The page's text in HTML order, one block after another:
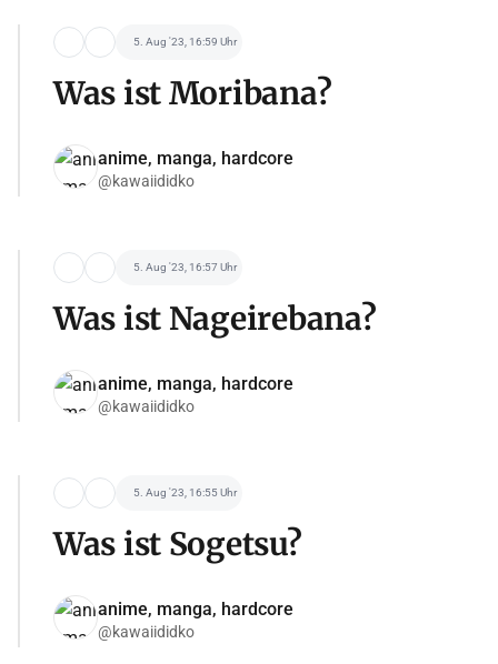
5. Aug '23, 16:59 Uhr
Was ist Moribana?
anime, manga, hardcore
@kawaiididko
5. Aug '23, 16:57 Uhr
Was ist Nageirebana?
anime, manga, hardcore
@kawaiididko
5. Aug '23, 16:55 Uhr
Was ist Sogetsu?
anime, manga, hardcore
@kawaiididko